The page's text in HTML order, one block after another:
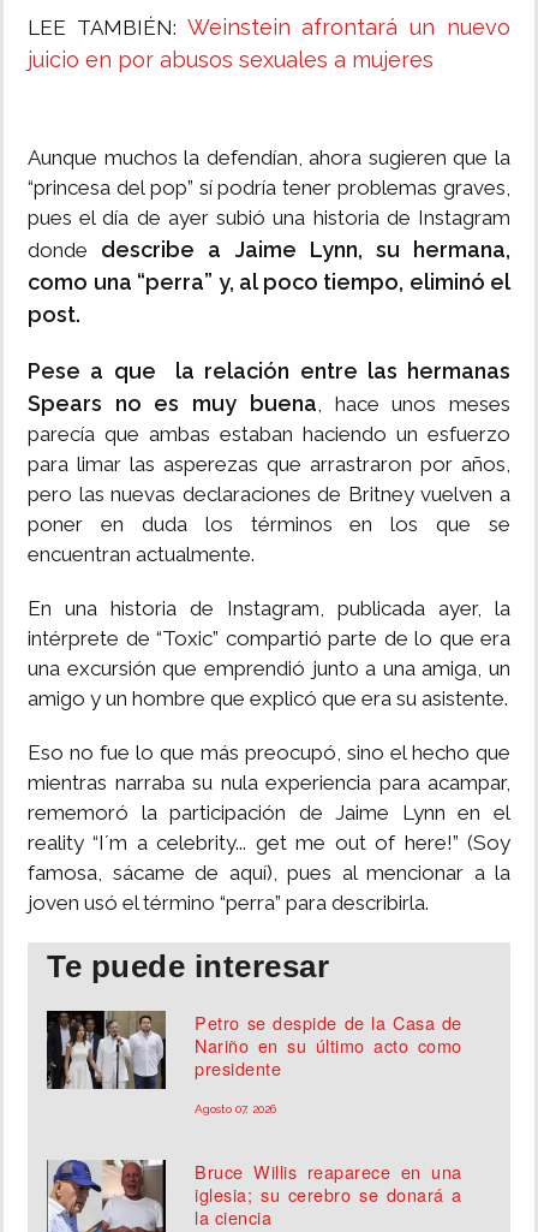
LEE TAMBIÉN: Weinstein afrontará un nuevo
juicio en por abusos sexuales a mujeres
Aunque muchos la defendían, ahora sugieren que la
“princesa del pop” sí podría tener problemas graves,
pues el día de ayer subió una historia de Instagram
donde describe a Jaime Lynn, su hermana,
como una “perra” y, al poco tiempo, eliminó el
post.
Pese a que la relación entre las hermanas
Spears no es muy buena, hace unos meses
parecía que ambas estaban haciendo un esfuerzo
para limar las asperezas que arrastraron por años,
pero las nuevas declaraciones de Britney vuelven a
poner en duda los términos en los que se
encuentran actualmente.
En una historia de Instagram, publicada ayer, la
intérprete de “Toxic” compartió parte de lo que era
una excursión que emprendió junto a una amiga, un
amigo y un hombre que explicó que era su asistente.
Eso no fue lo que más preocupó, sino el hecho que
mientras narraba su nula experiencia para acampar,
rememoró la participación de Jaime Lynn en el
reality “I´m a celebrity... get me out of here!” (Soy
famosa, sácame de aquí), pues al mencionar a la
joven usó el término “perra” para describirla.
Te puede interesar
Petro se despide de la Casa de
Nariño en su último acto como
presidente
Agosto 07, 2026
Bruce Willis reaparece en una
iglesia; su cerebro se donará a
la ciencia